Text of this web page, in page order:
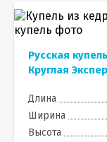
Русская купель
Круглая
Длина
Ширина
Высота